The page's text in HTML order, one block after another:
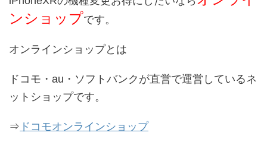
ンショップです。
オンラインショップとは
ドコモ・au・ソフトバンクが直営で運営しているネ
ットショップです。
⇒ ドコモオンラインショップ